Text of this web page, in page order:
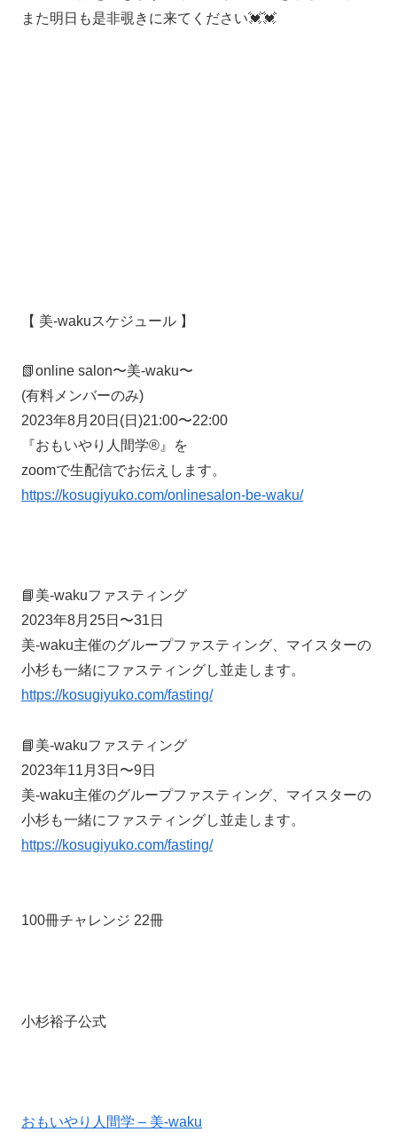
また明日も是非覗きに来てください💓💓
【 美-wakuスケジュール 】
📗online salon〜美-waku〜
(有料メンバーのみ)
2023年8月20日(日)21:00〜22:00
『おもいやり人間学®️』を
zoomで生配信でお伝えします。
https://kosugiyuko.com/onlinesalon-be-waku/
📘美-wakuファスティング
2023年8月25日〜31日
美-waku主催のグループファスティング、マイスターの
小杉も一緒にファスティングし並走します。
https://kosugiyuko.com/fasting/
📘美-wakuファスティング
2023年11月3日〜9日
美-waku主催のグループファスティング、マイスターの
小杉も一緒にファスティングし並走します。
https://kosugiyuko.com/fasting/
100冊チャレンジ 22冊
小杉裕子公式
おもいやり人間学 – 美-waku